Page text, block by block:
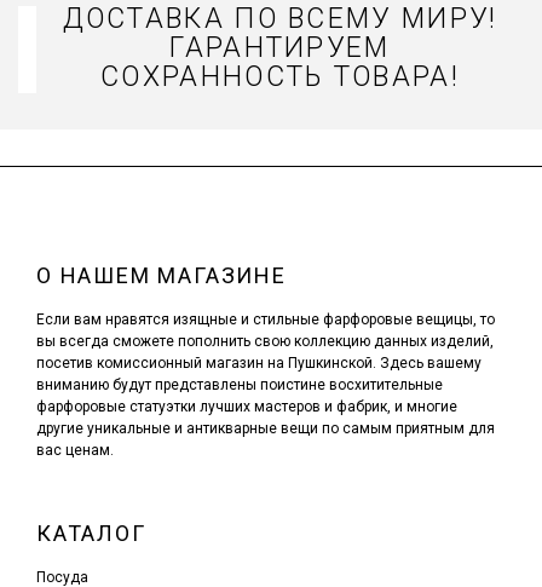
ДОСТАВКА ПО ВСЕМУ МИРУ!
ГАРАНТИРУЕМ
СОХРАННОСТЬ ТОВАРА!
О НАШЕМ МАГАЗИНЕ
Если вам нравятся изящные и стильные фарфоровые вещицы, то
вы всегда сможете пополнить свою коллекцию данных изделий,
посетив комиссионный магазин на Пушкинской. Здесь вашему
вниманию будут представлены поистине восхитительные
фарфоровые статуэтки лучших мастеров и фабрик, и многие
другие уникальные и антикварные вещи по самым приятным для
вас ценам.
КАТАЛОГ
Посуда